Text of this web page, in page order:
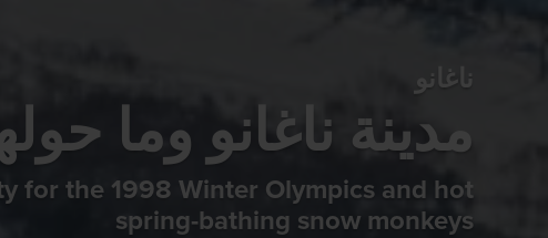
ناغانو
مدينة ناغانو وما
for the 1998 Winter Olympics and hot
spring-bathing snow monkeys